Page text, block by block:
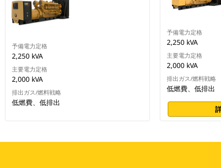
予備電力定格
2,250 kVA
主要電力定格
2,000 kVA
排出ガス/燃料戦略
低燃費、低排出
予備電力定格
2,250 kVA
主要電力定格
2,000 kVA
排出ガス/燃料戦略
低燃費、低排出